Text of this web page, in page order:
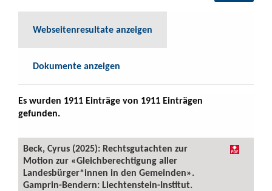
Webseitenresultate anzeigen
Dokumente anzeigen
Es wurden 1911 Einträge von 1911 Einträgen
gefunden.
Beck, Cyrus (2025): Rechtsgutachten zur
Motion zur «Gleichberechtigung aller
Landesbürger*innen in den Gemeinden».
Gamprin-Bendern: Liechtenstein-Institut.